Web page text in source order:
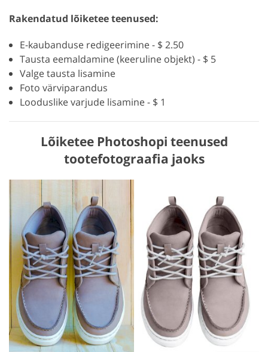
Rakendatud lõiketee teenused:
E-kaubanduse redigeerimine - $ 2.50
Tausta eemaldamine (keeruline objekt) - $ 5
Valge tausta lisamine
Foto värviparandus
Looduslike varjude lisamine - $ 1
Lõiketee Photoshopi teenused
tootefotograafia jaoks